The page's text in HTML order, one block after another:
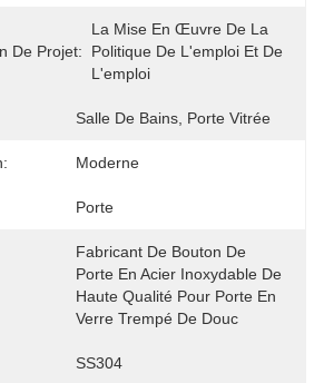
De Projet:
La Mise En Œuvre De La
Politique De L'emploi Et De
L'emploi
Salle De Bains, Porte Vitrée
Moderne
Porte
Fabricant De Bouton De
Porte En Acier Inoxydable De
Haute Qualité Pour Porte En
Verre Trempé De Douc
SS304